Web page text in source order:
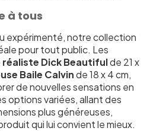
à tous
expérimenté, notre collection
pour tout public. Les
réaliste Dick Beautifulde 21 x
Baile Calvinde 18 x 4 cm,
de nouvelles sensations en
options variées, allant des
plus généreuses,
qui lui convient le mieux.